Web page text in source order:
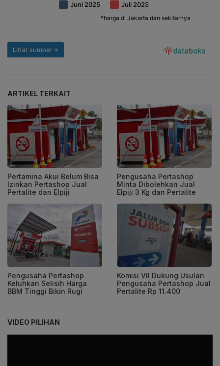
ARTIKEL TERKAIT
Pertamina Akui Belum Bisa
Izinkan Pertashop Jual
Pertalite dan Elpiji
Pengusaha Pertashop
Minta Dibolehkan Jual
Elpiji 3 Kg dan Pertalite
Pengusaha Pertashop
Keluhkan Selisih Harga
BBM Tinggi Bikin Rugi
Komisi VII Dukung Usulan
Pengusaha Pertashop Jual
Pertalite Rp 11.400
VIDEO PILIHAN